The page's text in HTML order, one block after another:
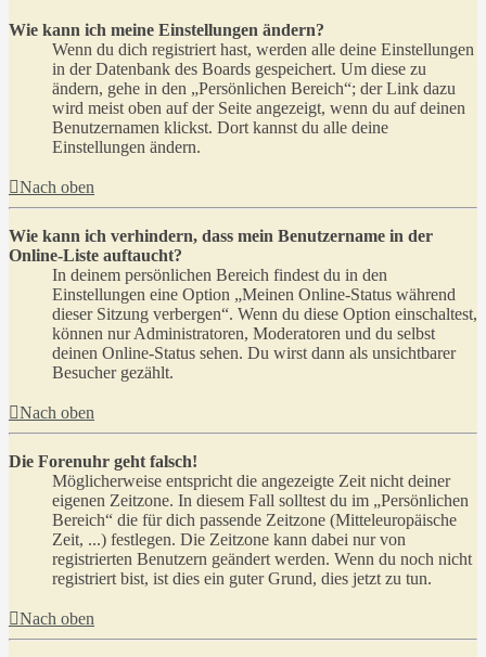
Wie kann ich meine Einstellungen ändern?
Wenn du dich registriert hast, werden alle deine Einstellungen
in der Datenbank des Boards gespeichert. Um diese zu
ändern, gehe in den „Persönlichen Bereich“; der Link dazu
wird meist oben auf der Seite angezeigt, wenn du auf deinen
Benutzernamen klickst. Dort kannst du alle deine
Einstellungen ändern.
Nach oben
Wie kann ich verhindern, dass mein Benutzername in der
Online-Liste auftaucht?
In deinem persönlichen Bereich findest du in den
Einstellungen eine Option „Meinen Online-Status während
dieser Sitzung verbergen“. Wenn du diese Option einschaltest,
können nur Administratoren, Moderatoren und du selbst
deinen Online-Status sehen. Du wirst dann als unsichtbarer
Besucher gezählt.
Nach oben
Die Forenuhr geht falsch!
Möglicherweise entspricht die angezeigte Zeit nicht deiner
eigenen Zeitzone. In diesem Fall solltest du im „Persönlichen
Bereich“ die für dich passende Zeitzone (Mitteleuropäische
Zeit, ...) festlegen. Die Zeitzone kann dabei nur von
registrierten Benutzern geändert werden. Wenn du noch nicht
registriert bist, ist dies ein guter Grund, dies jetzt zu tun.
Nach oben